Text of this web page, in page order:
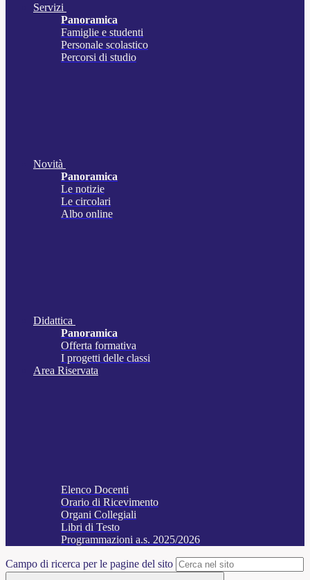
Servizi
Panoramica
Famiglie e studenti
Personale scolastico
Percorsi di studio
Novità
Panoramica
Le notizie
Le circolari
Albo online
Didattica
Panoramica
Offerta formativa
I progetti delle classi
Area Riservata
Elenco Docenti
Orario di Ricevimento
Organi Collegiali
Libri di Testo
Programmazioni a.s. 2025/2026
Campo di ricerca per le pagine del sito